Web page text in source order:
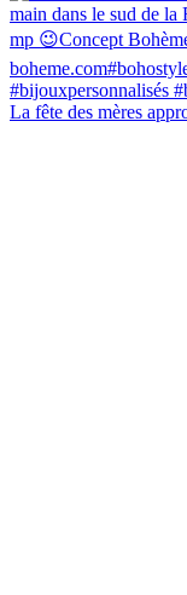
La fête des mères